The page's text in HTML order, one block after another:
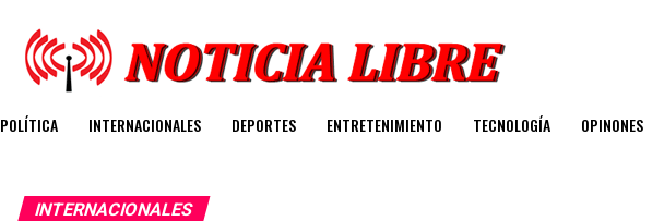
POLÍTICA INTERNACIONALES DEPORTES ENTRETENIMIENTO TECNOLOGÍA OPINONES
INTERNACIONALES